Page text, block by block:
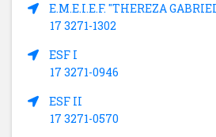
E.M.E.I.E.F. "THEREZA
17 3271-1302
ESF I
17 3271-0946
ESF II
17 3271-0570